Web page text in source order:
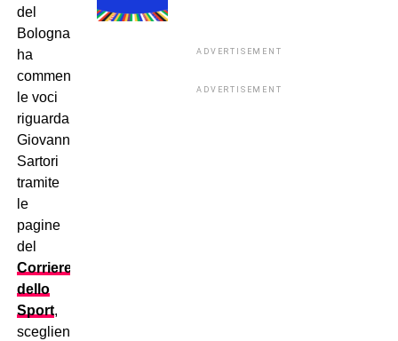
del
Bologna,
ha
commentato
le voci
riguardanti
Giovanni
Sartori
tramite
le
pagine
del
Corriere
dello
Sport,
scegliendo
ADVERTISEMENT
ADVERTISEMENT